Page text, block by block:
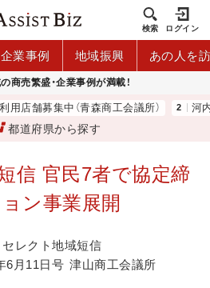
検索 ログイン
企業事例 地域振興 あの人を
商売繁盛・企業事例が満載！
店舗募集中（青森商工会議所） 河内
都道府県から探す
信 官民7者で協定締
ン事業展開
セレクト地域短信
6月11日号 津山商工会議所